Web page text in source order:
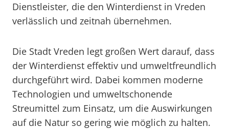
Dienstleister, die den Winterdienst in Vreden
verlässlich und zeitnah übernehmen.
Die Stadt Vreden legt großen Wert darauf, dass
der Winterdienst effektiv und umweltfreundlich
durchgeführt wird. Dabei kommen moderne
Technologien und umweltschonende
Streumittel zum Einsatz, um die Auswirkungen
auf die Natur so gering wie möglich zu halten.